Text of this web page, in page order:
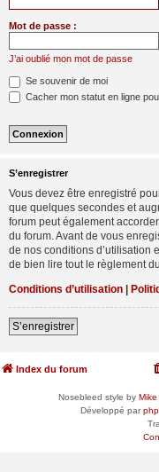
Mot de passe :
J’ai oublié mon mot de passe
Se souvenir de moi
Cacher mon statut en ligne
S’enregistrer
Vous devez être enregistré
que quelques secondes et
forum peut également
du forum. Avant de vous
de nos conditions d’utilisation
de bien lire tout le règlement
Conditions d’utilisation |
S’enregistrer
Index du forum
Nosebleed style by
Développé par